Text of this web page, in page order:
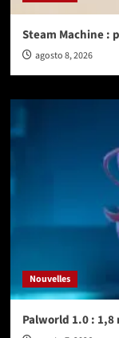
Steam Machine :
agosto 8, 2026
Nouvelles
Palworld 1.0 :